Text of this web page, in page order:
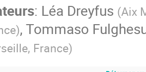
: Léa Dreyfus (Aix
),Tommaso
France)